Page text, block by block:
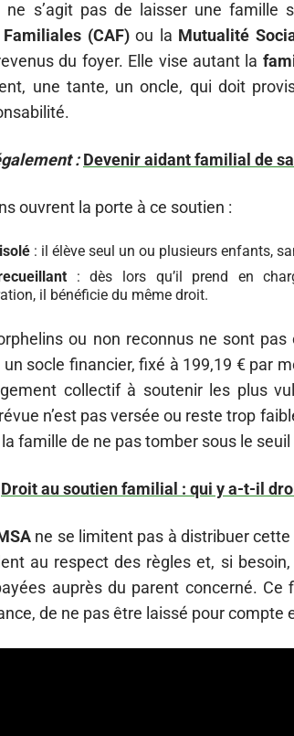
s’agit pas de laisser une famille
Familiales (CAF)ou la Mutualité
du foyer. Elle vise autant la
une tante, un oncle, qui doit
: Devenir aidant familial de
ouvrent la porte à ce soutien :
: il élève seul un ou plusieurs enfants,
: dès lors qu’il prend en
il bénéficie du même droit.
ou non reconnus ne sont
un socle financier, fixé à 199,19 € par
collectif à soutenir les plus
n’est pas versée ou reste trop
famille de ne pas tomber sous le
Droit au soutien familial : qui y a-t-il
ne se limitent pas à distribuer
au respect des règles et, si
auprès du parent concerné.
de ne pas être laissé pour compte